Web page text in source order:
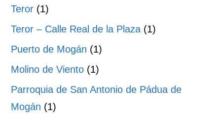
Teror (1)
Teror – Calle Real de la Plaza (1)
Puerto de Mogán (1)
Molino de Viento (1)
Parroquia de San Antonio de Pádua de
Mogán (1)